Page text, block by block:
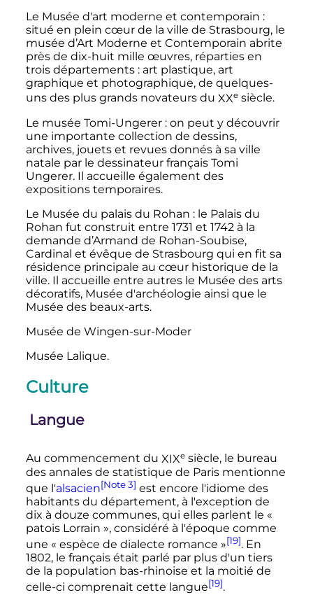
Le Musée d'art moderne et contemporain :
situé en plein cœur de la ville de Strasbourg, le
musée d’Art Moderne et Contemporain abrite
près de dix-huit mille œuvres, réparties en
trois départements : art plastique, art
graphique et photographique, de quelques-
uns des plus grands novateurs du XXe siècle.
Le musée Tomi-Ungerer : on peut y découvrir
une importante collection de dessins,
archives, jouets et revues donnés à sa ville
natale par le dessinateur français Tomi
Ungerer. Il accueille également des
expositions temporaires.
Le Musée du palais du Rohan : le Palais du
Rohan fut construit entre 1731 et 1742 à la
demande d’Armand de Rohan-Soubise,
Cardinal et évêque de Strasbourg qui en fit sa
résidence principale au cœur historique de la
ville. Il accueille entre autres le Musée des arts
décoratifs, Musée d'archéologie ainsi que le
Musée des beaux-arts.
Musée de Wingen-sur-Moder
Musée Lalique.
Culture
Langue
Au commencement du XIXe siècle, le bureau
des annales de statistique de Paris mentionne
que l'alsacien[Note 3] est encore l'idiome des
habitants du département, à l'exception de
dix à douze communes, qui elles parlent le «
patois Lorrain », considéré à l'époque comme
une « espèce de dialecte romance »[19]. En
1802, le français était parlé par plus d'un tiers
de la population bas-rhinoise et la moitié de
celle-ci comprenait cette langue[19].